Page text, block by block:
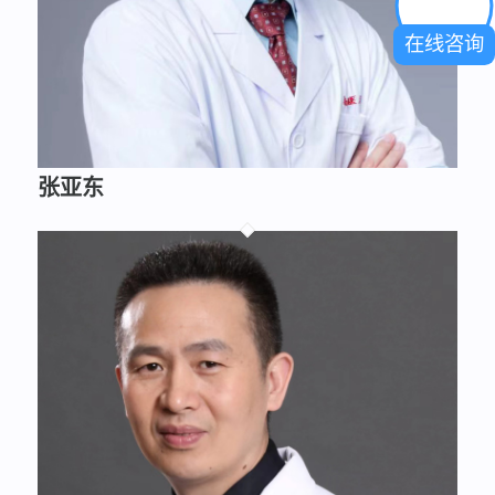
张亚东
在线咨询